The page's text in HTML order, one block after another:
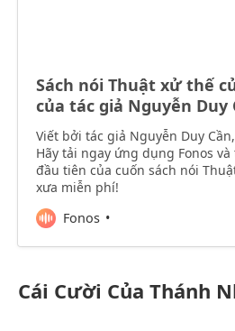
Sách nói Thuật xử thế
của tác giả Nguyễn Duy
Viết bởi tác giả Nguyễn Duy
Hãy tải ngay ứng dụng Fonos
đầu tiên của cuốn sách nói
xưa miễn phí!
Fonos
Cái Cười Của Thánh